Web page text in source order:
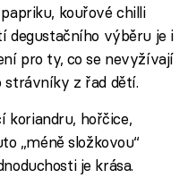
kouřové chilli
degustačního výběru je i
pro ty, co se nevyžívají
z řad dětí.
koriandru, hořčice,
„méně složkovou“
je krása.